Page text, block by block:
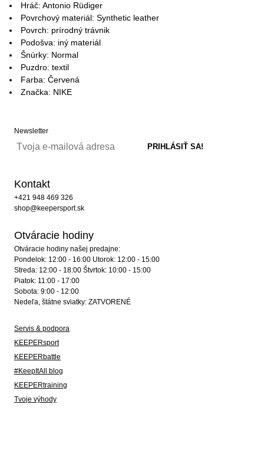
Hráč: Antonio Rüdiger
Povrchový materiál: Synthetic leather
Povrch: prírodný trávnik
Podošva: iný materiál
Šnúrky: Normal
Puzdro: textil
Farba: Červená
Značka: NIKE
Newsletter
Kontakt
+421 948 469 326
shop@keepersport.sk
Otváracie hodiny
Otváracie hodiny našej predajne:
Pondelok: 12:00 - 16:00 Utorok: 12:00 - 15:00
Streda: 12:00 - 18:00 Štvrtok: 10:00 - 15:00
Piatok: 11:00 - 17:00
Sobota: 9:00 - 12:00
Nedeľa, štátne sviatky: ZATVORENÉ
Servis & podpora
KEEPERsport
KEEPERbattle
#KeepItAll blog
KEEPERtraining
Tvoje výhody